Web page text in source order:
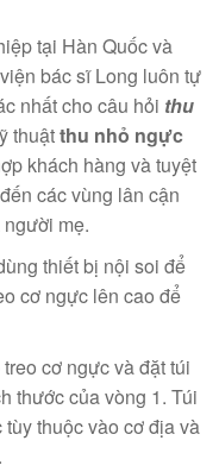
tại Hàn Quốc và
bác sĩ Long luôn tự
nhất cho câu hỏi thu
thuậtthu nhỏ ngực
khách hàng và tuyệt
các vùng lân cận
mẹ.
thiết bị nội soi để
cơ ngực lên cao để
cơ ngực và đặt túi
thước của vòng 1. Túi
thuộc vào cơ địa và